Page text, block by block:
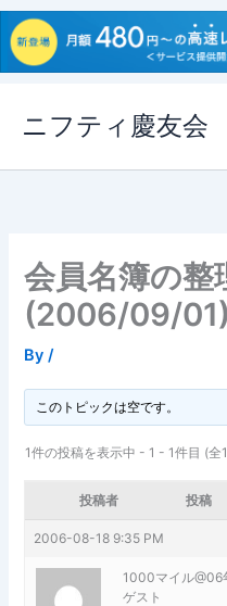
ス
ニフティ慶友会
会員名簿の整
(2006/09/01)
By/
このトピックは空です。
1件の投稿を表示中 - 1 - 1件目 (全
投稿者 投稿
2006-08-18 9:35 PM
1000マイル@06
ゲスト